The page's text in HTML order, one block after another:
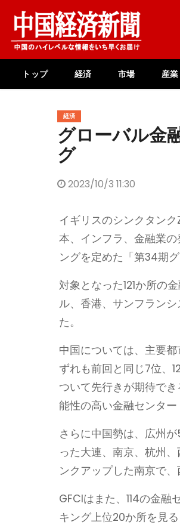
content
トップ 経済 市場 産業
経済
グローバル金
グ
2023/10/3 11:30
イギリスのシンクタン
本、インフラ、金融業
ングを定めた「第34期
対象となった121か所の
ル、香港、サンフラン
た。
中国については、主要
ずれも前回と同じ7位、
ついて先行きが期待で
能性の高い金融センタ
さらに中国勢は、広州
った大連、南京、杭州
ンクアップした南京で、
GFCIはまた、114の金
キング上位20か所を見